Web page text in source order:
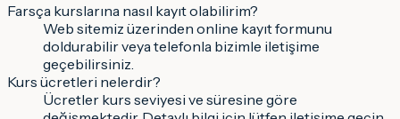
Farsça kurslarına nasıl kayıt olabilirim?
Web sitemiz üzerinden online kayıt formunu
doldurabilir veya telefonla bizimle iletişime
geçebilirsiniz.
Kurs ücretleri nelerdir?
Ücretler kurs seviyesi ve süresine göre